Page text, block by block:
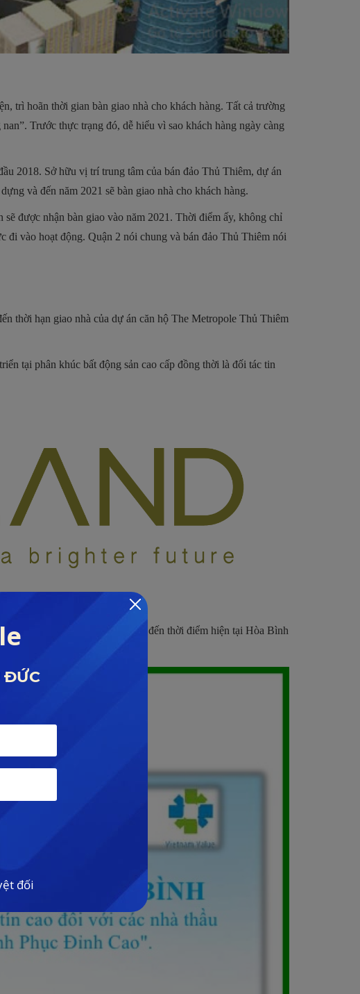
trì hoãn thời gian bàn giao nhà cho khách hàng. Tất cả trường
Trước thực trạng đó, dễ hiểu vì sao khách hàng ngày càng
2018. Sở hữu vị trí trung tâm của bán đảo Thủ Thiêm, dự án
và đến năm 2021 sẽ bàn giao nhà cho khách hàng.
được nhận bàn giao vào năm 2021. Thời điểm ấy, không chỉ
đi vào hoạt động. Quận 2 nói chung và bán đảo Thủ Thiêm nói
thời hạn giao nhà của dự án căn hộ The Metropole Thủ Thiêm
tại phân khúc bất động sản cao cấp đồng thời là đối tác tin
năm hoạt động phát triển, tính đến thời điểm hiện tại Hòa Bình